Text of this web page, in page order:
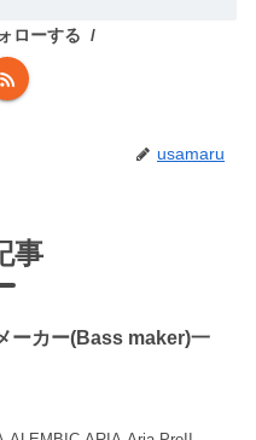
ローする
usamaru
事
ーカー(Bass maker)一